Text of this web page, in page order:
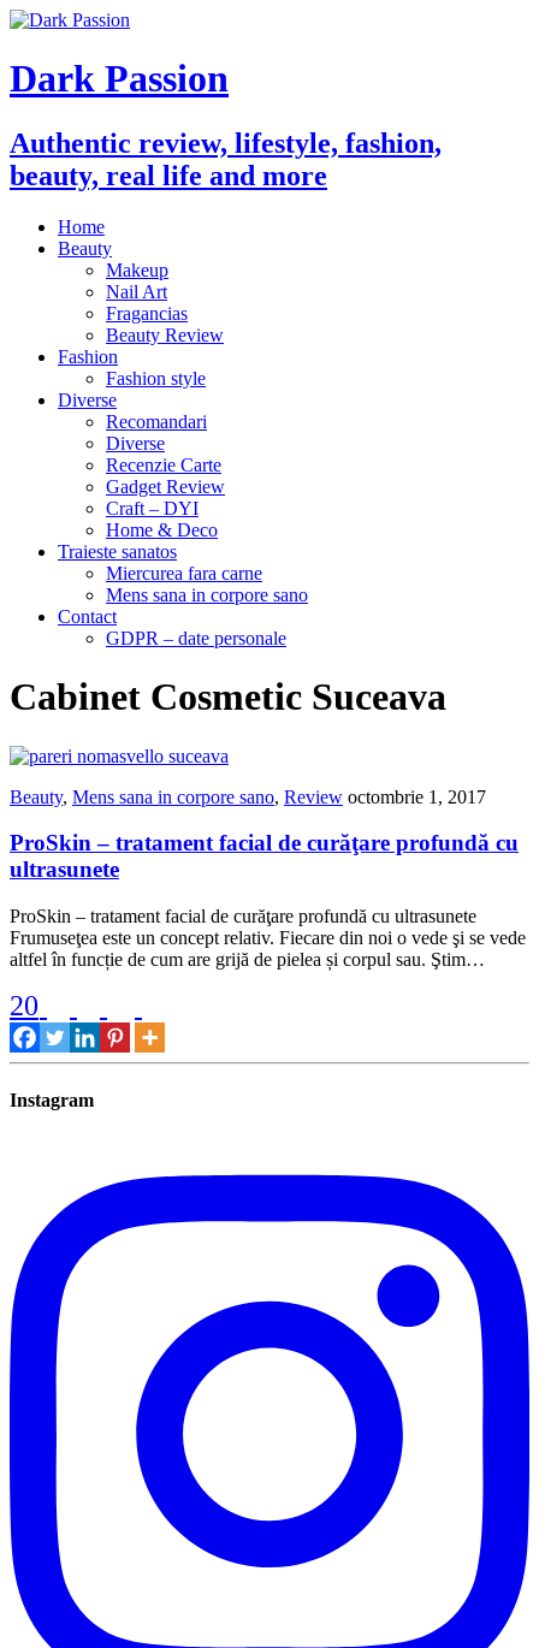
Dark Passion
Authentic review, lifestyle, fashion,
beauty, real life and more
Home
Beauty
Makeup
Nail Art
Fragancias
Beauty Review
Fashion
Fashion style
Diverse
Recomandari
Diverse
Recenzie Carte
Gadget Review
Craft – DYI
Home & Deco
Traieste sanatos
Miercurea fara carne
Mens sana in corpore sano
Contact
GDPR – date personale
Cabinet Cosmetic Suceava
Beauty, Mens sana in corpore sano, Review octombrie 1, 2017
ProSkin – tratament facial de curăţare profundă cu
ultrasunete
ProSkin – tratament facial de curăţare profundă cu ultrasunete
Frumuseţea este un concept relativ. Fiecare din noi o vede şi se vede
altfel în funcție de cum are grijă de pielea și corpul sau. Ştim…
20
Instagram